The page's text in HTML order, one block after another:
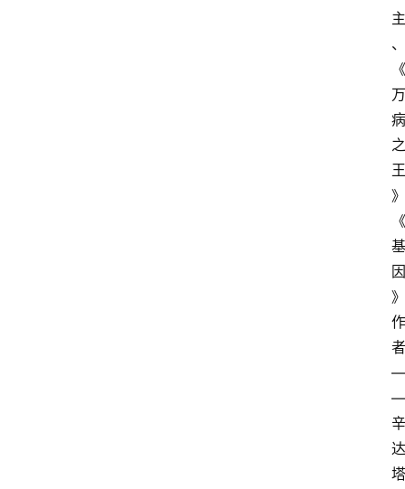
主
、
《
万
病
之
王
》
《
基
因
》
作
者
—
—
辛
达
塔